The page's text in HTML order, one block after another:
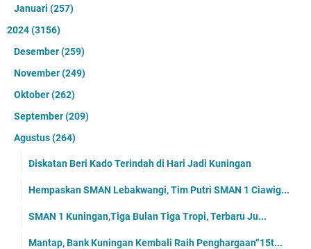
Januari (257)
2024(3156)
Desember(259)
November(249)
Oktober(262)
September(209)
Agustus(264)
Diskatan Beri Kado Terindah di Hari Jadi Kuningan
Hempaskan SMAN Lebakwangi, Tim Putri SMAN 1 Ciawig...
SMAN 1 Kuningan,Tiga Bulan Tiga Tropi, Terbaru Ju...
Mantap, Bank Kuningan Kembali Raih Penghargaan“15t...